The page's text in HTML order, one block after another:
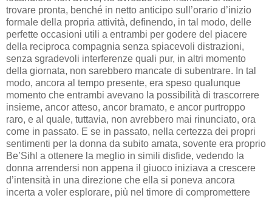
trovare pronta, benché in netto anticipo sull’orario d’inizio
formale della propria attività, definendo, in tal modo, delle
perfette occasioni utili a entrambi per godere del piacere
della reciproca compagnia senza spiacevoli distrazioni,
senza sgradevoli interferenze quali pur, in altri momento
della giornata, non sarebbero mancate di subentrare. In tal
modo, ancora al tempo presente, era speso qualunque
momento che entrambi avevano la possibilità di trascorrere
insieme, ancor atteso, ancor bramato, e ancor purtroppo
raro, e al quale, tuttavia, non avrebbero mai rinunciato, ora
come in passato. E se in passato, nella certezza dei propri
sentimenti per la donna da subito amata, sovente era proprio
Be’Sihl a ottenere la meglio in simili disfide, vedendo la
donna arrendersi non appena il giuoco iniziava a crescere
d’intensità in una direzione che ella si poneva ancora
incerta a voler esplorare, più nel timore di compromettere